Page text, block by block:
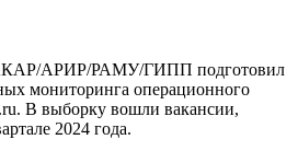
АРИР/РАМУ/ГИПП подготовил
мониторинга операционного
В выборку вошли вакансии,
2024 года.